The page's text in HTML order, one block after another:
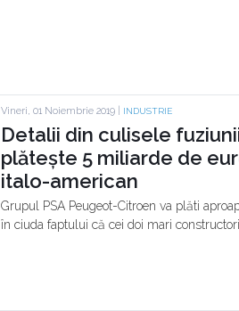
Vineri, 01 Noiembrie 2019 | INDUSTRIE
Detalii din culisele
plătește 5 miliarde de
italo-american
Grupul PSA Peugeot-Citroen va plăti
în ciuda faptului că cei doi mari